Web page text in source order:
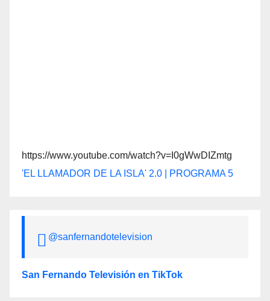
https://www.youtube.com/watch?v=I0gWwDIZmtg
'EL LLAMADOR DE LA ISLA' 2.0 | PROGRAMA 5
@sanfernandotelevision
San Fernando Televisión en TikTok